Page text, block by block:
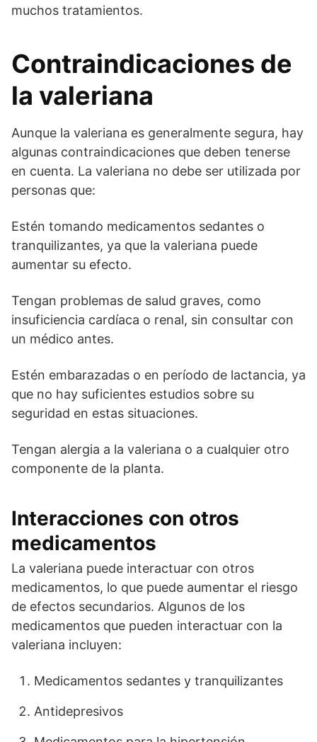
muchos tratamientos.
Contraindicaciones de
la valeriana
Aunque la valeriana es generalmente segura, hay
algunas contraindicaciones que deben tenerse
en cuenta. La valeriana no debe ser utilizada por
personas que:
Estén tomando medicamentos sedantes o
tranquilizantes, ya que la valeriana puede
aumentar su efecto.
Tengan problemas de salud graves, como
insuficiencia cardíaca o renal, sin consultar con
un médico antes.
Estén embarazadas o en período de lactancia, ya
que no hay suficientes estudios sobre su
seguridad en estas situaciones.
Tengan alergia a la valeriana o a cualquier otro
componente de la planta.
Interacciones con otros
medicamentos
La valeriana puede interactuar con otros
medicamentos, lo que puede aumentar el riesgo
de efectos secundarios. Algunos de los
medicamentos que pueden interactuar con la
valeriana incluyen:
Medicamentos sedantes y tranquilizantes
Antidepresivos